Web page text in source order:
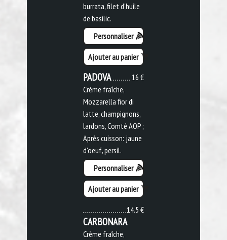
burrata, filet d'huile
de basilic.
Personnaliser
Ajouter au panier
16 €
PADOVA
Crème fraîche,
Mozzarella fior di
latte, champignons,
lardons, Comté AOP ;
Après cuisson: jaune
d'oeuf, persil.
Personnaliser
Ajouter au panier
14.5 €
CARBONARA
Crème fraîche,